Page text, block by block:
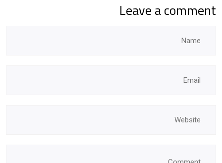
Leave a comment